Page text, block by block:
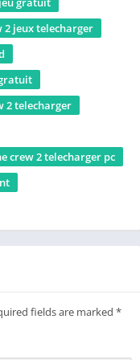
2 jeux telecharger
2 telecharger
crew 2 telecharger pc
fields are marked *